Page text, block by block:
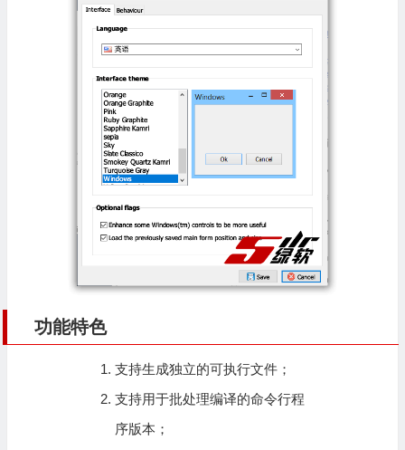
功能特色
支持生成独立的可执行文件；
支持用于批处理编译的命令行程
序版本；